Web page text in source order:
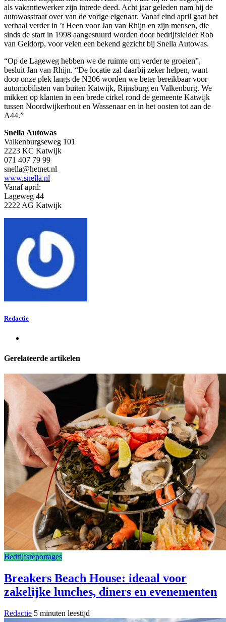
als vakantiewerker zijn intrede deed. Acht jaar geleden nam hij de
autowasstraat over van de vorige eigenaar. Vanaf eind april gaat het
verhaal verder in ’t Heen voor Jan van Rhijn en zijn mensen, die
sinds de start in 1998 aangestuurd worden door bedrijfsleider Rob
van Geldorp, voor velen een bekend gezicht bij Snella Autowas.
“Op de Lageweg hebben we de ruimte om verder te groeien”,
besluit Jan van Rhijn. “De locatie zal daarbij zeker helpen, want
door onze plek langs de N206 worden we beter bereikbaar voor
automobilisten van buiten Katwijk, Rijnsburg en Valkenburg. We
mikken op klanten in een brede cirkel rond de gemeente Katwijk
tussen Noordwijkerhout en Wassenaar en in het oosten tot aan de
A44.”
Snella Autowas
Valkenburgseweg 101
2223 KC Katwijk
071 407 79 99
snella@hetnet.nl
www.snella.nl
Vanaf april:
Lageweg 44
2222 AG Katwijk
Redactie
Gerelateerde artikelen
Bedrijfsreportages
Breakers Beach House: ideaal voor
zakelijke lunches, diners en evenementen
Redactie 5 minuten leestijd